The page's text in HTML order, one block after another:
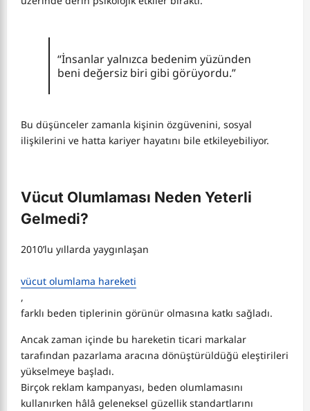
“İnsanlar yalnızca bedenim yüzünden
beni değersiz biri gibi görüyordu.”
Bu düşünceler zamanla kişinin özgüvenini, sosyal
ilişkilerini ve hatta kariyer hayatını bile etkileyebiliyor.
Vücut Olumlaması Neden Yeterli
Gelmedi?
2010’lu yıllarda yaygınlaşan
vücut olumlama hareketi
,
farklı beden tiplerinin görünür olmasına katkı sağladı.
Ancak zaman içinde bu hareketin ticari markalar
tarafından pazarlama aracına dönüştürüldüğü eleştirileri
yükselmeye başladı.
Birçok reklam kampanyası, beden olumlamasını
kullanırken hâlâ geleneksel güzellik standartlarını